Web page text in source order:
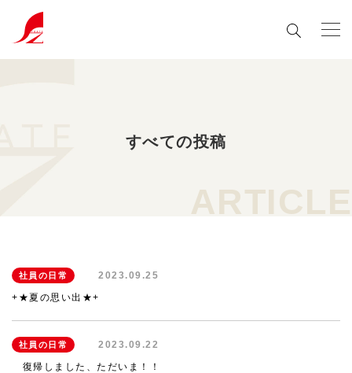
すべての投稿
ARTICLE
社員の日常 2023.09.25
+★夏の思い出★+
社員の日常 2023.09.22
復帰しました、ただいま！！